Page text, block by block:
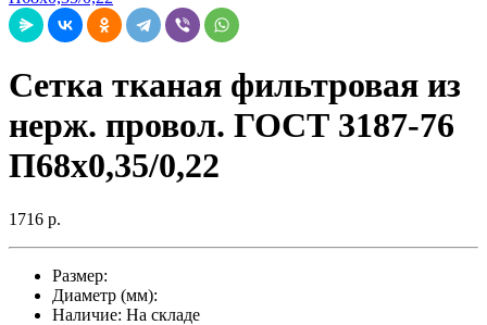
Сетка тканая фильтровая из
нерж. провол. ГОСТ 3187-76
П68х0,35/0,22
1716 р.
Размер:
Диаметр (мм):
Наличие: На складе